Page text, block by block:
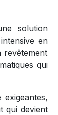
solution
en
qui
qui devient